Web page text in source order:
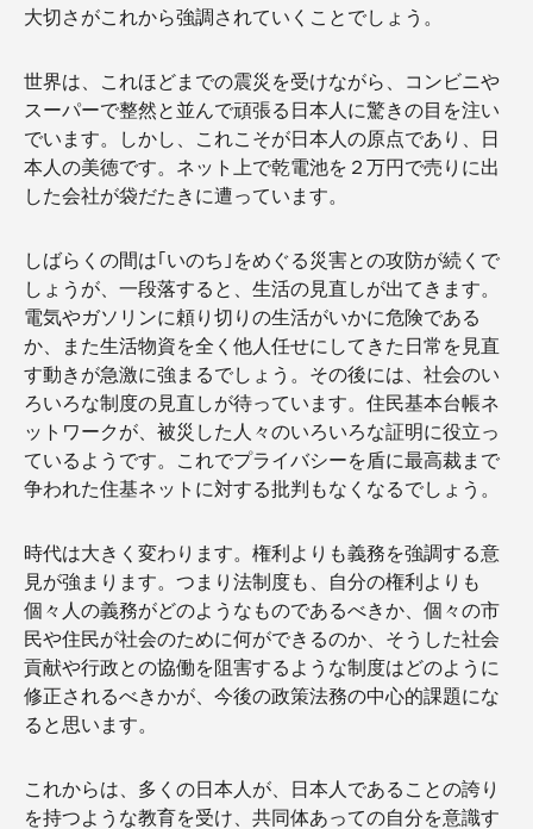
大切さがこれから強調されていくことでしょう。
世界は、これほどまでの震災を受けながら、コンビニや
スーパーで整然と並んで頑張る日本人に驚きの目を注い
でいます。しかし、これこそが日本人の原点であり、日
本人の美徳です。ネット上で乾電池を２万円で売りに出
した会社が袋だたきに遭っています。
しばらくの間は｢いのち｣をめぐる災害との攻防が続くで
しょうが、一段落すると、生活の見直しが出てきます。
電気やガソリンに頼り切りの生活がいかに危険である
か、また生活物資を全く他人任せにしてきた日常を見直
す動きが急激に強まるでしょう。その後には、社会のい
ろいろな制度の見直しが待っています。住民基本台帳ネ
ットワークが、被災した人々のいろいろな証明に役立っ
ているようです。これでプライバシーを盾に最高裁まで
争われた住基ネットに対する批判もなくなるでしょう。
時代は大きく変わります。権利よりも義務を強調する意
見が強まります。つまり法制度も、自分の権利よりも
個々人の義務がどのようなものであるべきか、個々の市
民や住民が社会のために何ができるのか、そうした社会
貢献や行政との協働を阻害するような制度はどのように
修正されるべきかが、今後の政策法務の中心的課題にな
ると思います。
これからは、多くの日本人が、日本人であることの誇り
を持つような教育を受け、共同体あっての自分を意識す